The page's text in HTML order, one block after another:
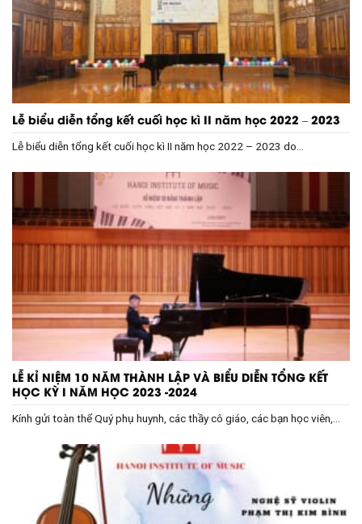
Lễ biểu diễn tổng kết cuối học kì II năm học 2022 – 2023
Lễ biểu diễn tổng kết cuối học kì II năm học 2022 – 2023 do...
LỄ KỈ NIỆM 10 NĂM THÀNH LẬP VÀ BIỂU DIỄN TỔNG KẾT
HỌC KỲ I NĂM HỌC 2023 -2024
Kính gửi toàn thể Quý phụ huynh, các thầy cô giáo, các bạn học viên,...